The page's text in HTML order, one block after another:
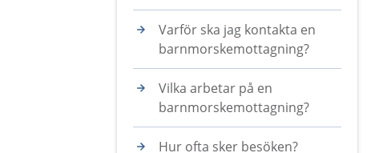
Varför ska jag kontakta en
barnmorskemottagning?
Vilka arbetar på en
barnmorskemottagning?
Hur ofta sker besöken?